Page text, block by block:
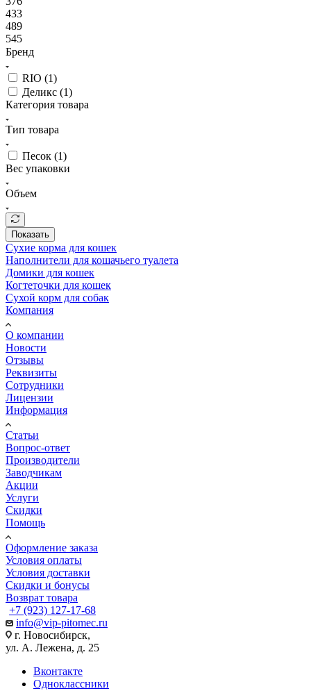
433
489
545
Бренд
RIO (1)
Деликс (1)
Категория товара
Тип товара
Песок (1)
Вес упаковки
Объем
Показать
Сухие корма для кошек
Наполнители для кошачьего туалета
Домики для кошек
Когтеточки для кошек
Сухой корм для собак
Компания
О компании
Новости
Отзывы
Реквизиты
Сотрудники
Лицензии
Информация
Статьи
Вопрос-ответ
Производители
Заводчикам
Акции
Услуги
Скидки
Помощь
Оформление заказа
Условия оплаты
Условия доставки
Скидки и бонусы
Возврат товара
+7 (923) 127-17-68
info@vip-pitomec.ru
г. Новосибирск,
ул. А. Лежена, д. 25
Вконтакте
Одноклассники